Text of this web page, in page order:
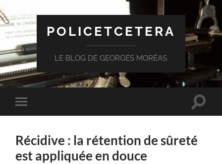
POLICETCETERA
LE BLOG DE GEORGES MORÉAS
Toggle
mobile
Toggle
Récidive : la rétention de sûreté
est appliquée en douce